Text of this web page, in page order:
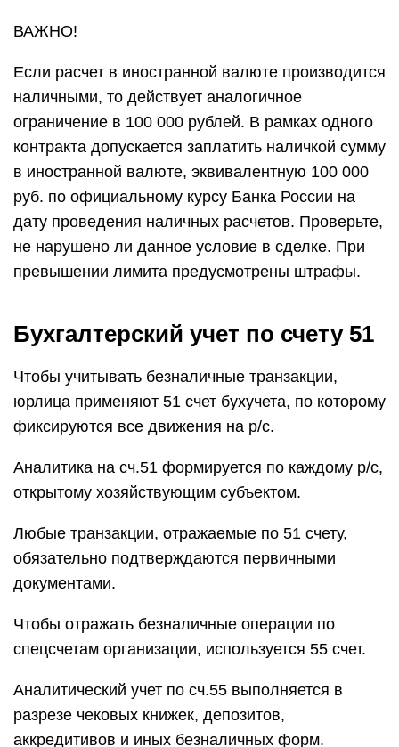
ВАЖНО!
Если расчет в иностранной валюте производится
наличными, то действует аналогичное
ограничение в 100 000 рублей. В рамках одного
контракта допускается заплатить наличкой сумму
в иностранной валюте, эквивалентную 100 000
руб. по официальному курсу Банка России на
дату проведения наличных расчетов. Проверьте,
не нарушено ли данное условие в сделке. При
превышении лимита предусмотрены штрафы.
Бухгалтерский учет по счету 51
Чтобы учитывать безналичные транзакции,
юрлица применяют 51 счет бухучета, по которому
фиксируются все движения на р/с.
Аналитика на сч.51 формируется по каждому р/с,
открытому хозяйствующим субъектом.
Любые транзакции, отражаемые по 51 счету,
обязательно подтверждаются первичными
документами.
Чтобы отражать безналичные операции по
спецсчетам организации, используется 55 счет.
Аналитический учет по сч.55 выполняется в
разрезе чековых книжек, депозитов,
аккредитивов и иных безналичных форм.